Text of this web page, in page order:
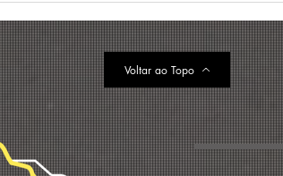
reduzir custos (+ case)
Voltar ao Topo